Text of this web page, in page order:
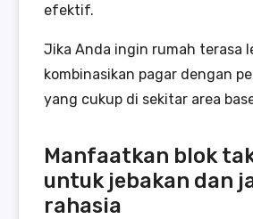
efektif.
Jika Anda ingin rumah terasa
kombinasikan pagar dengan
yang cukup di sekitar area
Manfaatkan blok
untuk jebakan dan
rahasia